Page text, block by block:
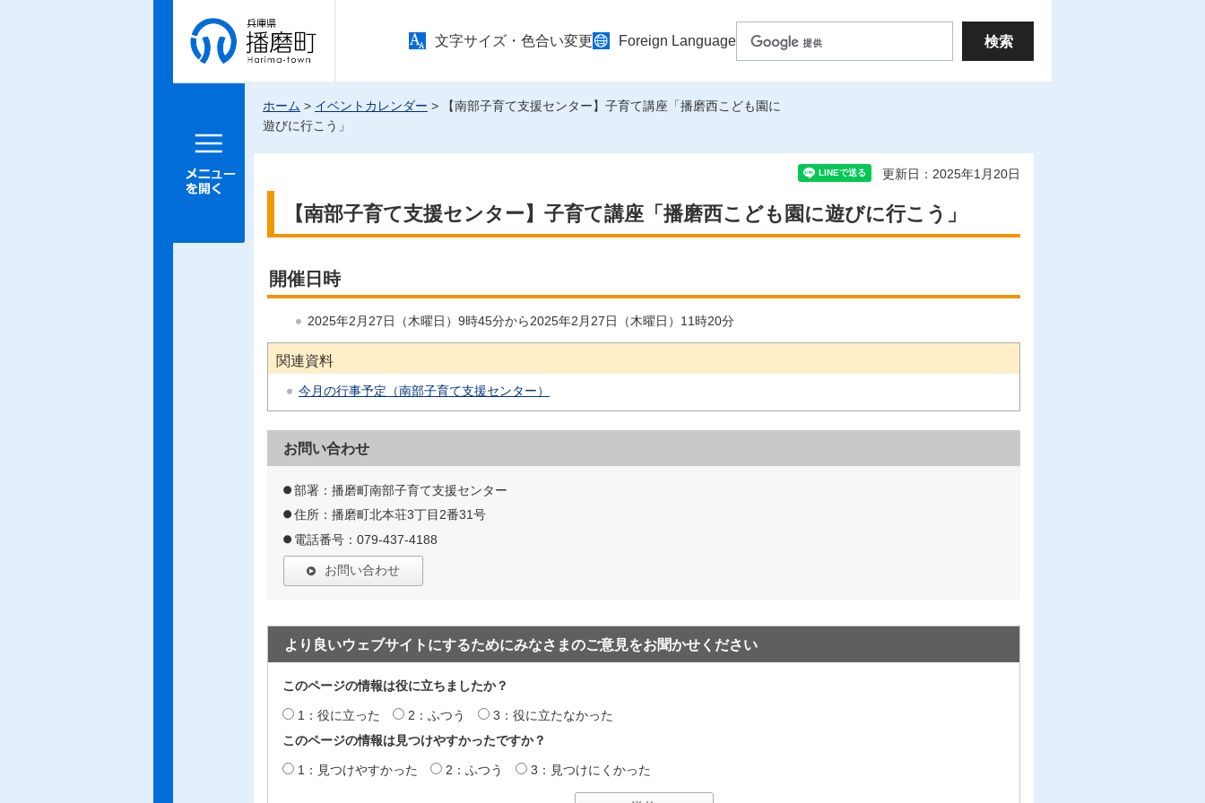
兵庫県 播
磨町
文字サイズ・色合い変更 Foreign Language
メニュー
ホーム > イベントカレンダー > 【南部子育て支援センター】子育て講座「播磨西こども園に
遊びに行こう」
更新日：2025年1月20日
【南部子育て支援センター】子育て講座「播磨西こども園に遊びに行こう」
開催日時
2025年2月27日（木曜日）9時45分から2025年2月27日（木曜日）11時20分
関連資料
今月の行事予定（南部子育て支援センター）
お問い合わせ
部署：播磨町南部子育て支援センター
住所：播磨町北本荘3丁目2番31号
電話番号：079-437-4188
お問い合わせ
より良いウェブサイトにするためにみなさまのご意見をお聞かせください
このページの情報は役に立ちましたか？
1：役に立った 2：ふつう
3：役に立たなかった
このページの情報は見つけやすかったですか？
1：見つけやすかった 2：ふつう 3：見つけにくかった